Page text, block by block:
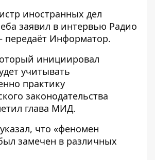
иностранных дел
заявил в интервью Радио
передаёт Информатор.
инициировал
учитывать
практику
законодательства
глава МИД.
что «феномен
замечен в различных